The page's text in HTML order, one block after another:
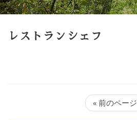
レストランシェフ
« 前のページ